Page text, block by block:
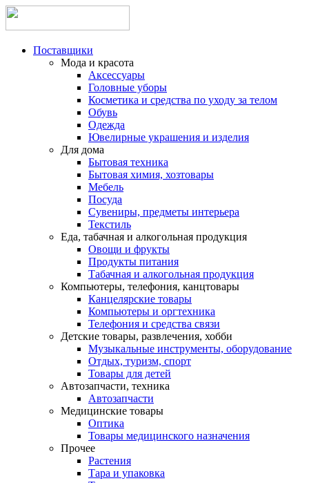
Поставщики
Мода и красота
Аксессуары
Головные уборы
Косметика и средства по уходу за телом
Обувь
Одежда
Ювелирные украшения и изделия
Для дома
Бытовая техника
Бытовая химия, хозтовары
Мебель
Посуда
Сувениры, предметы интерьера
Текстиль
Еда, табачная и алкогольная продукция
Овощи и фрукты
Продукты питания
Табачная и алкогольная продукция
Компьютеры, телефония, канцтовары
Канцелярские товары
Компьютеры и оргтехника
Телефония и средства связи
Детские товары, развлечения, хобби
Музыкальные инструменты, оборудование
Отдых, туризм, спорт
Товары для детей
Автозапчасти, техника
Автозапчасти
Медицинские товары
Оптика
Товары медицинского назначения
Прочее
Растения
Тара и упаковка